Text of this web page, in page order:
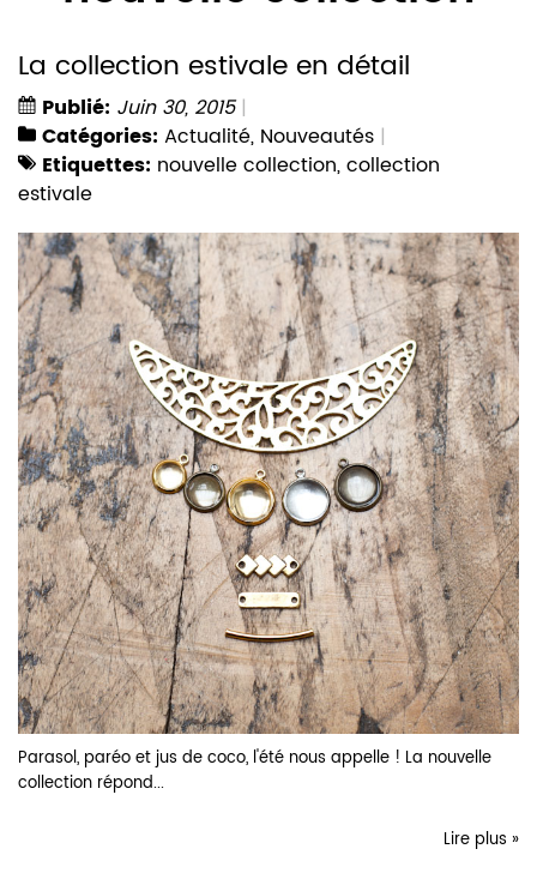
La collection estivale en détail
Publié: Juin 30, 2015
Catégories: Actualité, Nouveautés
Etiquettes: nouvelle collection,collection
estivale
Parasol, paréo et jus de coco, l'été nous appelle ! La nouvelle
collection répond...
Lire plus »